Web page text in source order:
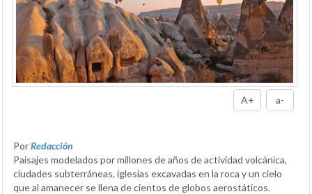
A+ a-
PorRedacción
Paisajes modelados por millones de años de actividad volcánica,
ciudades subterráneas, iglesias excavadas en la roca y un cielo
que al amanecer se llena de cientos de globos aerostáticos.